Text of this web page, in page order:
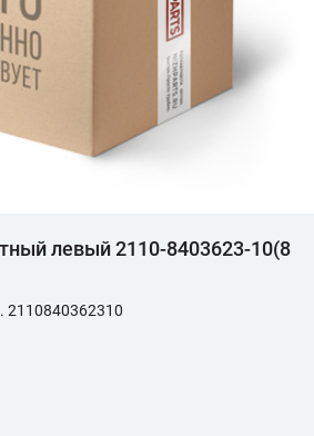
левый 2110-8403623-10(8
2110840362310